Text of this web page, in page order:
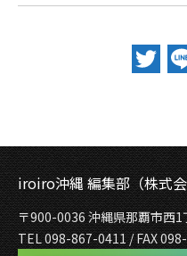
iroiro沖縄 編集部（株式
〒900-0036 沖縄県那覇市西1
TEL 098-867-0411 / FAX